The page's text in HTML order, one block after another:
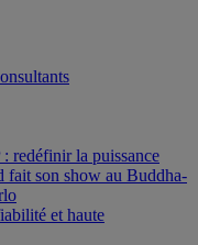
redéfinir la puissance
fait son show au Buddha-
et haute